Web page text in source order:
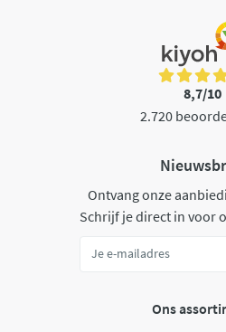
8,7/10
2.720
Ontvang onze
Schrijf je direct in voor
Ons